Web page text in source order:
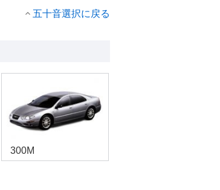
五十音選択に戻る
300M